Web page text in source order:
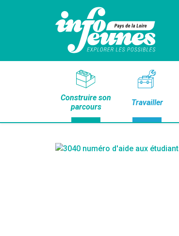
Construire son
parcours
Travailler